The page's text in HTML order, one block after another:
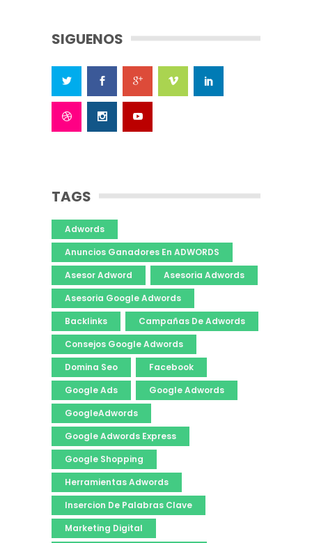
SIGUENOS
TAGS
Adwords
Anuncios Ganadores En ADWORDS
Asesor Adword
Asesoria Adwords
Asesoria Google Adwords
Backlinks
Campañas De Adwords
Consejos Google Adwords
Domina Seo
Facebook
Google Ads
Google Adwords
GoogleAdwords
Google Adwords Express
Google Shopping
Herramientas Adwords
Insercion De Palabras Clave
Marketing Digital